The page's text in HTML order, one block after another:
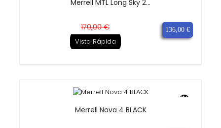
Merrell MTL Long Sky 2...
Precio
base
170,00 €Precio 136,00 €
Vista Rápida
Merrell Nova 4 BLACK